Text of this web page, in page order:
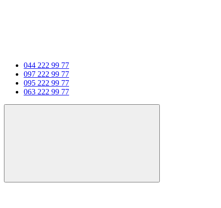
044 222 99 77
097 222 99 77
095 222 99 77
063 222 99 77